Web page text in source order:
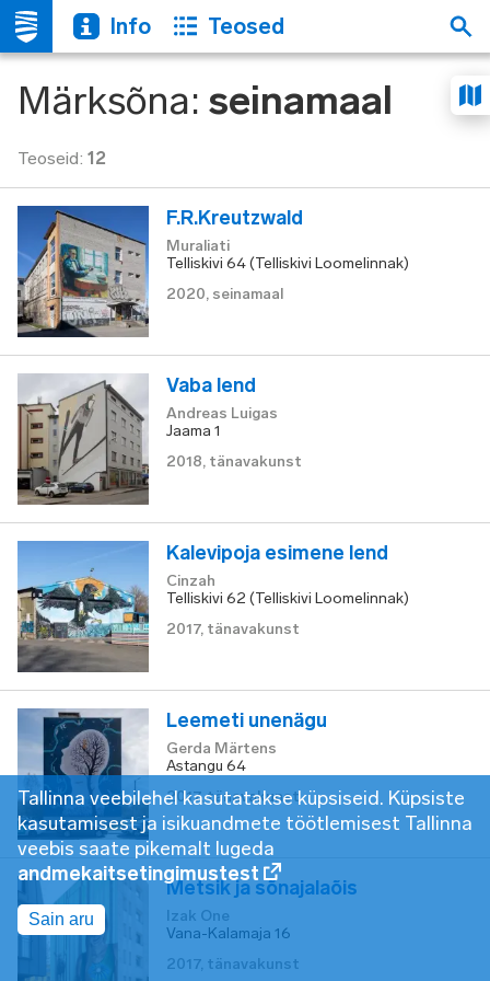
Info Teosed
Märksõna: seinamaal
Teoseid: 12
F.R.Kreutzwald
Muraliati
Telliskivi 64 (Telliskivi Loomelinnak)
2020, seinamaal
Vaba lend
Andreas Luigas
Jaama 1
2018, tänavakunst
Kalevipoja esimene lend
Cinzah
Telliskivi 62 (Telliskivi Loomelinnak)
2017, tänavakunst
Leemeti unenägu
Gerda Märtens
Astangu 64
2017,tänavakunst
Metsik ja sõnajalaõis
Izak One
Vana-Kalamaja 16
2017, tänavakunst
Tallinna veebilehel kasutatakse küpsiseid. Küpsiste
kasutamisest ja isikuandmete töötlemisest Tallinna
veebis saate pikemalt lugeda
andmekaitsetingimustest
Sain aru